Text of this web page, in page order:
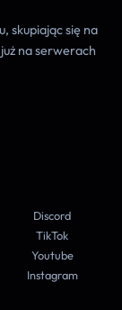
skupiając się na
na serwerach
Discord
TikTok
Youtube
Instagram